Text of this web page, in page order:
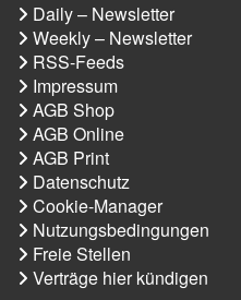
Daily – Newsletter
Weekly – Newsletter
RSS-Feeds
Impressum
AGB Shop
AGB Online
AGB Print
Datenschutz
Cookie-Manager
Nutzungsbedingungen
Freie Stellen
Verträge hier kündigen